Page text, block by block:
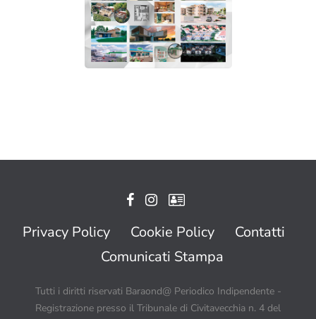
Privacy Policy Cookie Policy
Contatti
Comunicati Stampa
Tutti i diritti riservati Baraond@ Periodico Indipendente -
Registrazione presso il Tribunale di Civitavecchia n. 4 del